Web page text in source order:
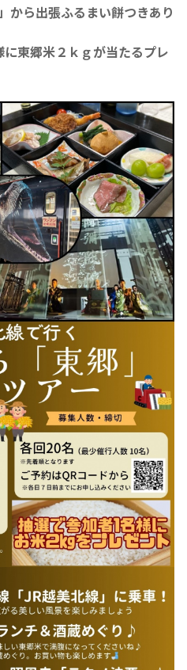
ら出張ふるまい餅つきあり
東郷米２ｋｇが当たるプレ